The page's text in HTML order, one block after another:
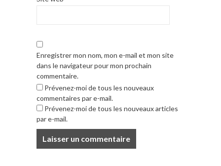
Enregistrer mon nom, mon e-mail et mon site
dans le navigateur pour mon prochain
commentaire.
Prévenez-moi de tous les nouveaux
commentaires par e-mail.
Prévenez-moi de tous les nouveaux articles
par e-mail.